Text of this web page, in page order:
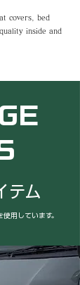
covers, bed
inside and
テム
用しています。